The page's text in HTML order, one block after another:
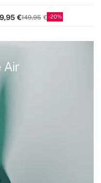
Air
149,95 20